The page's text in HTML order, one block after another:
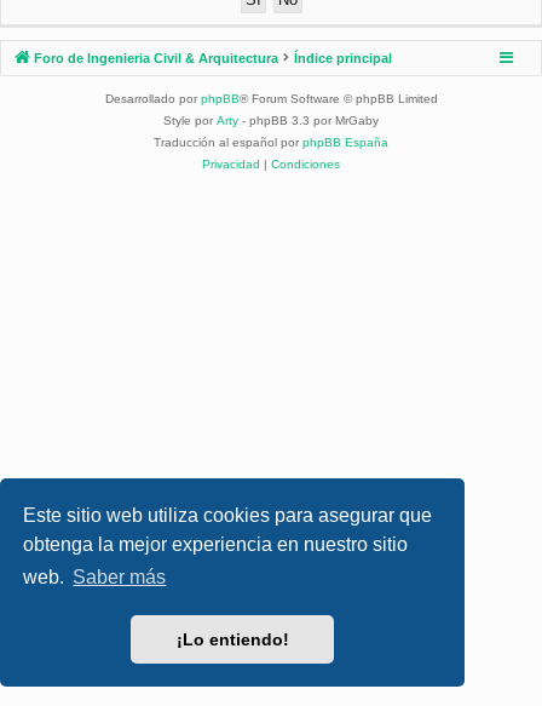
Este sitio web utiliza cookies para asegurar que
obtenga la mejor experiencia en nuestro sitio
web. Saber más
¡Lo entiendo!
os
Foro de Ingenieria Civil & Arquitectura Índice principal
Desarrollado por phpBB® Forum Software © phpBB Limited
Style por Arty - phpBB 3.3 por MrGaby
Traducción al español por phpBB España
Privacidad | Condiciones